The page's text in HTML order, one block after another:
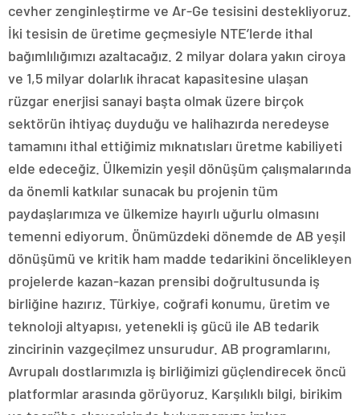
cevher zenginleştirme ve Ar-Ge tesisini destekliyoruz.
İki tesisin de üretime geçmesiyle NTE’lerde ithal
bağımlılığımızı azaltacağız. 2 milyar dolara yakın ciroya
ve 1,5 milyar dolarlık ihracat kapasitesine ulaşan
rüzgar enerjisi sanayi başta olmak üzere birçok
sektörün ihtiyaç duyduğu ve halihazırda neredeyse
tamamını ithal ettiğimiz mıknatısları üretme kabiliyeti
elde edeceğiz. Ülkemizin yeşil dönüşüm çalışmalarında
da önemli katkılar sunacak bu projenin tüm
paydaşlarımıza ve ülkemize hayırlı uğurlu olmasını
temenni ediyorum. Önümüzdeki dönemde de AB yeşil
dönüşümü ve kritik ham madde tedarikini öncelikleyen
projelerde kazan-kazan prensibi doğrultusunda iş
birliğine hazırız. Türkiye, coğrafi konumu, üretim ve
teknoloji altyapısı, yetenekli iş gücü ile AB tedarik
zincirinin vazgeçilmez unsurudur. AB programlarını,
Avrupalı dostlarımızla iş birliğimizi güçlendirecek öncü
platformlar arasında görüyoruz. Karşılıklı bilgi, birikim